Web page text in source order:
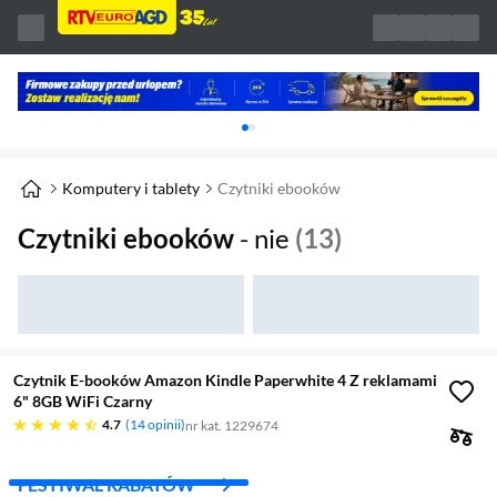
Karuzela z banerami, aktualny element 1 z
Komputery i tablety Czytniki ebooków
Czytniki ebooków - nie (13)
Czytnik E-booków Amazon Kindle Paperwhite 4 Z reklamami
6" 8GB WiFi Czarny
4.7
4.7 gwiazdek 14 opinii nr kat. 1229674
FESTIWAL RABATÓW